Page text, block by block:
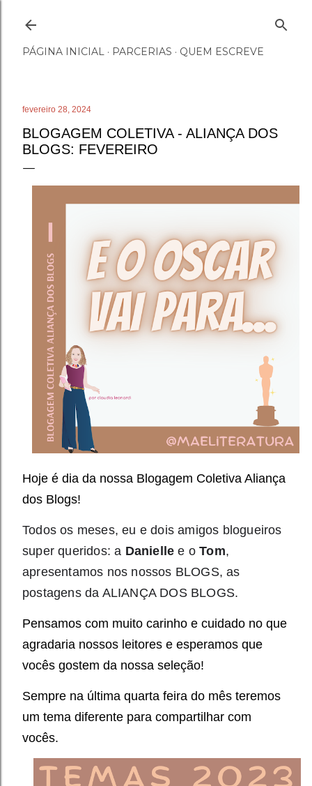
PÁGINA INICIAL PARCERIAS QUEM ESCREVE
fevereiro 28, 2024
BLOGAGEM COLETIVA - ALIANÇA DOS
BLOGS: FEVEREIRO
Hoje é dia da nossa Blogagem Coletiva Aliança
dos Blogs!
Todos os meses, eu e dois amigos blogueiros
super queridos: a Danielle e oTom,
apresentamos nos nossos BLOGS, as
postagens da ALIANÇA DOS BLOGS.
Pensamos com muito carinho e cuidado no que
agradaria nossos leitores e esperamos que
vocês gostem da nossa seleção!
Sempre na última quarta feira do mês teremos
um tema diferente para compartilhar com
vocês.